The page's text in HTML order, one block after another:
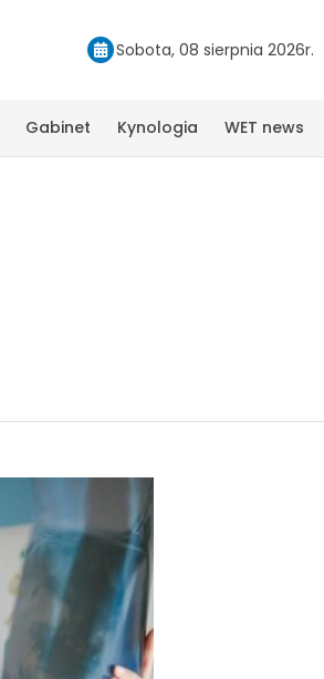
Sobota, 08 sierpnia 2026r.
Gabinet Kynologia WET news